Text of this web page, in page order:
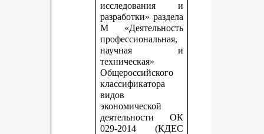
исследования и
разработки» раздела
М «Деятельность
профессиональная,
научная и
техническая»
Общероссийского
классификатора
видов
экономической
деятельности ОК
029-2014 (КДЕС